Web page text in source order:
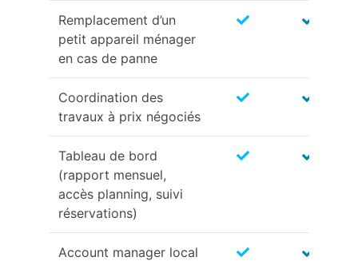
Remplacement d’un
petit appareil ménager
en cas de panne
Coordination des
travaux à prix négociés
Tableau de bord
(rapport mensuel,
accès planning, suivi
réservations)
Account manager local